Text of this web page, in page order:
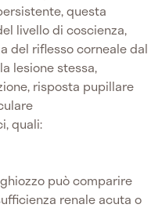
questa
livello di coscienza,
del riflesso corneale dal
lesione stessa,
risposta pupillare
quali:
può comparire
renale acuta o